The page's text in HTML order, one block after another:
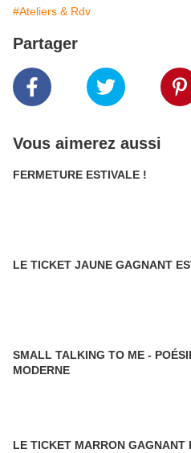
#Ateliers & Rdv
Partager
Vous aimerez aussi
FERMETURE ESTIVALE !
LE TICKET JAUNE GAGNANT
SMALL TALKING TO ME -
MODERNE
LE TICKET MARRON GAGNANT